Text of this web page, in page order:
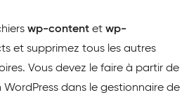
wp-content et wp-
et supprimez tous les autres
Vous devez le faire à partir de
dans le gestionnaire de